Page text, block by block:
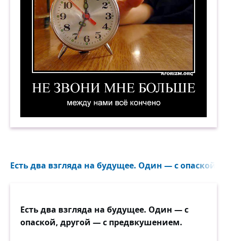
Есть два взгляда на будущее. Один — с опаской...
Есть два взгляда на будущее. Один — с
опаской, другой — с предвкушением.